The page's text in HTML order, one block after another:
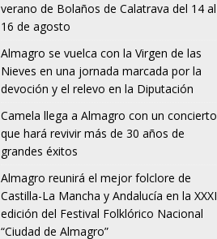
verano de Bolaños de Calatrava del 14 al
16 de agosto
Almagro se vuelca con la Virgen de las
Nieves en una jornada marcada por la
devoción y el relevo en la Diputación
Camela llega a Almagro con un concierto
que hará revivir más de 30 años de
grandes éxitos
Almagro reunirá el mejor folclore de
Castilla-La Mancha y Andalucía en la XXXI
edición del Festival Folklórico Nacional
“Ciudad de Almagro”